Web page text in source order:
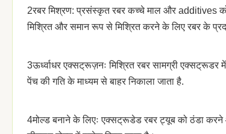
2रबर मिश्रण: प्रसंस्कृत रबर कच्चे माल और additives
मिश्रित और समान रूप से मिश्रित करने के लिए रबर के
3ऊर्ध्वाधर एक्सट्रूज़नः मिश्रित रबर सामग्री
पेंच की गति के माध्यम से बाहर निकाला जाता है.
4मोल्ड बनाने के लिएः एक्सट्रूडेड रबर ट्यूब को ठंडा